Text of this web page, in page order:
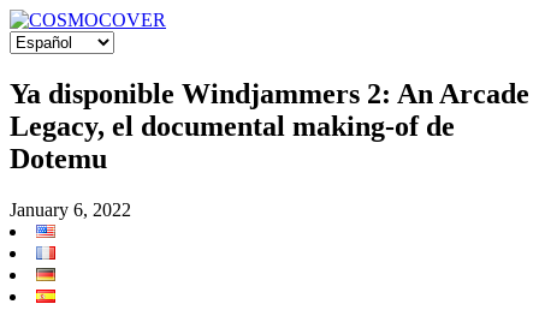
Ya disponible Windjammers 2: An Arcade
Legacy, el documental making-of de
Dotemu
January 6, 2022